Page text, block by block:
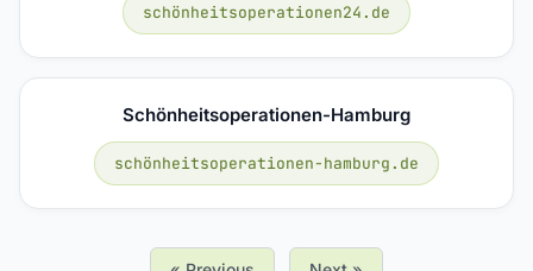
schönheitsoperationen24.de
Schönheitsoperationen-Hamburg
schönheitsoperationen-hamburg.de